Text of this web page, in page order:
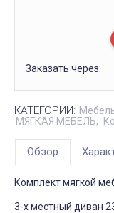
Заказать через:
КАТЕГОРИИ:
МЯГКАЯ МЕБЕЛЬ
Обзор
Комплект мягкой
3-х местный диван